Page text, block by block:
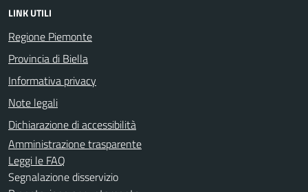
LINK UTILI
Regione Piemonte
Provincia di Biella
Informativa privacy
Note legali
Dichiarazione di accessibilità
Amministrazione trasparente
Leggi le FAQ
Segnalazione disservizio